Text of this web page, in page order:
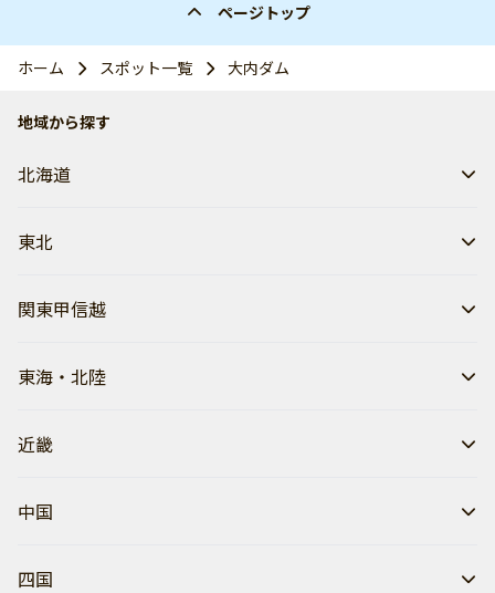
ページトップ
ホーム スポット一覧 大内ダム
地域から探す
北海道
東北
関東甲信越
東海・北陸
近畿
中国
四国